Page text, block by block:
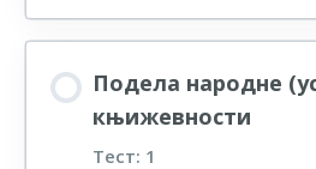
ТЕСТ – Подела
књижевности
Подела народне
књижевности
Тест: 1